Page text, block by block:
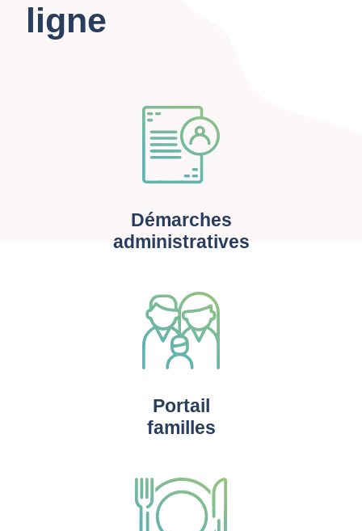
ligne
Démarches
administratives
Portail
familles